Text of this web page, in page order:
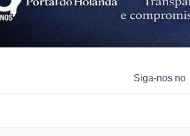
Siga-nos no